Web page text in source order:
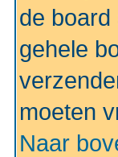
de
gehele
moeten
Naar